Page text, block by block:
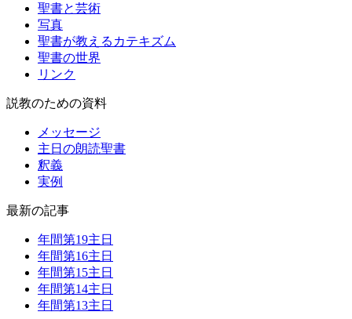
聖書と芸術
写真
聖書が教えるカテキズム
聖書の世界
リンク
説教のための資料
メッセージ
主日の朗読聖書
釈義
実例
最新の記事
年間第19主日
年間第16主日
年間第15主日
年間第14主日
年間第13主日